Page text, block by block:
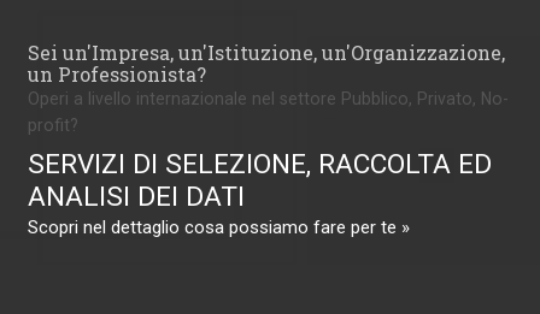
Sei un'Impresa, un'Istituzione, un'Organizzazione,
un Professionista?
Operi a livello internazionale nel settore Pubblico, Privato, No-
profit?
SERVIZI DI SELEZIONE, RACCOLTA ED
ANALISI DEI DATI
Scopri nel dettaglio cosa possiamo fare per te »